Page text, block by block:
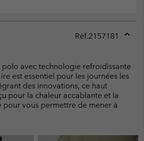
Réf.2157181
polo avec technologie refroidissante
est essentiel pour les journées les
des innovations, ce haut
pour la chaleur accablante et la
pour vous permettre de mener à